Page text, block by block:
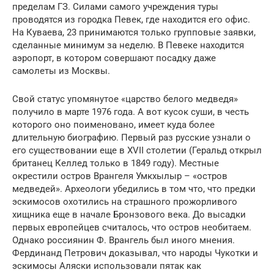
пределам ГЗ. Силами самого учреждения туры
проводятся из городка Певек, где находится его офис.
На Куваева, 23 принимаются только групповые заявки,
сделанные минимум за неделю. В Певеке находится
аэропорт, в котором совершают посадку даже
самолеты из Москвы.
Свой статус упомянутое «царство белого медведя»
получило в марте 1976 года. А вот кусок суши, в честь
которого оно поименовано, имеет куда более
длительную биографию. Первый раз русские узнали о
его существовании еще в XVII столетии (Геральд открыл
британец Келлед только в 1849 году). Местные
окрестили остров Врангеля Умкхылыр – «остров
медведей». Археологи убедились в том что, что предки
эскимосов охотились на страшного прожорливого
хищника еще в начале Бронзового века. До высадки
первых европейцев считалось, что остров необитаем.
Однако россиянин Ф. Врангель был иного мнения.
Фердинанд Петрович доказывал, что народы Чукотки и
эскимосы Аляски использовали пятак как